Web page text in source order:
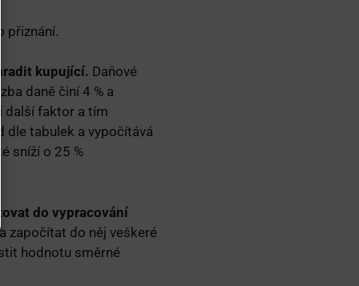
přiznání.
kupující. Daňové
daně činí 4 % a
další faktor a tím
dle tabulek a vypočítává
sníží o 25 %
do vypracování
započítat do něj veškeré
hodnotu směrné